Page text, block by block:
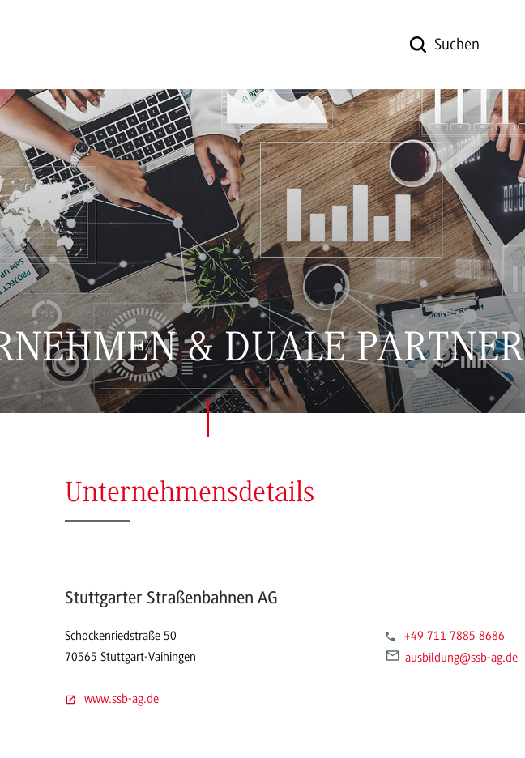
& DUALE PARTNER
Unternehmensdetails
Stuttgarter Straßenbahnen AG
Schockenriedstraße 50
70565 Stuttgart-Vaihingen
www.ssb-ag.de
+49 711 7885 8686
ausbildung@ssb-ag.de